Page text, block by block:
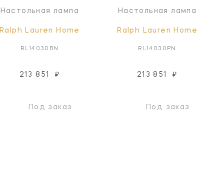
Настольная лампа
Ralph Lauren Home
RL14030BN
213 851 ₽
Под заказ
Настольная лампа
Ralph Lauren Home
RL14030PN
213 851 ₽
Под заказ